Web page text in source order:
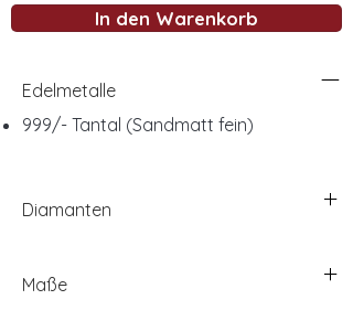
In den Warenkorb
Edelmetalle
999/- Tantal (Sandmatt fein)
Diamanten
Maße